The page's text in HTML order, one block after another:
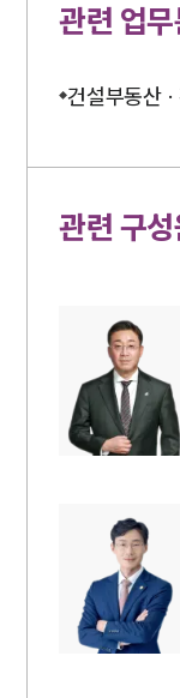
관련 업
건설부동산
관련 구